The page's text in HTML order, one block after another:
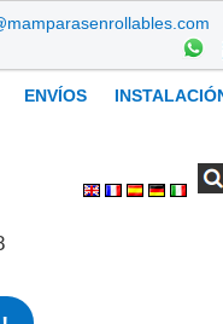
ENVÍOS